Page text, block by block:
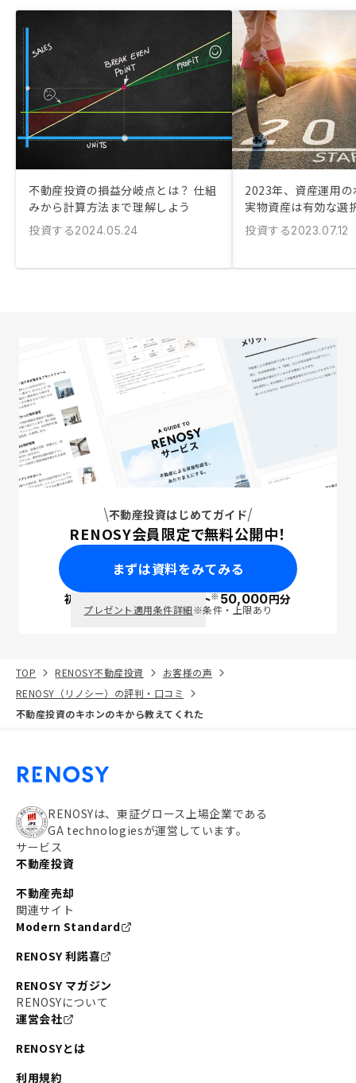
不動産投資の損益分岐点とは？ 仕組
みから計算方法まで理解しよう
投資する2024.05.24
2023年、資産運用
実物資産は有効な選
投資する2023.07.12
不動産投資はじめてガイド
RENOSY会員限定で無料公開中！
まずは資料をみてみる
初回面談で ポイント※50,000円分
プレゼント適用条件詳細※条件・上限あり
TOP RENOSY不動産投資
お客様の声
RENOSY（リノシー）の評判・口コミ
不動産投資のキホンのキから教えてくれた
RENOSYは、東証グロース上場企業である
GA technologiesが運営しています。
サービス
不動産投資
不動産売却
関連サイト
Modern Standard
RENOSY 利諾喜
RENOSY マガジン
RENOSYについて
運営会社
RENOSYとは
利用規約